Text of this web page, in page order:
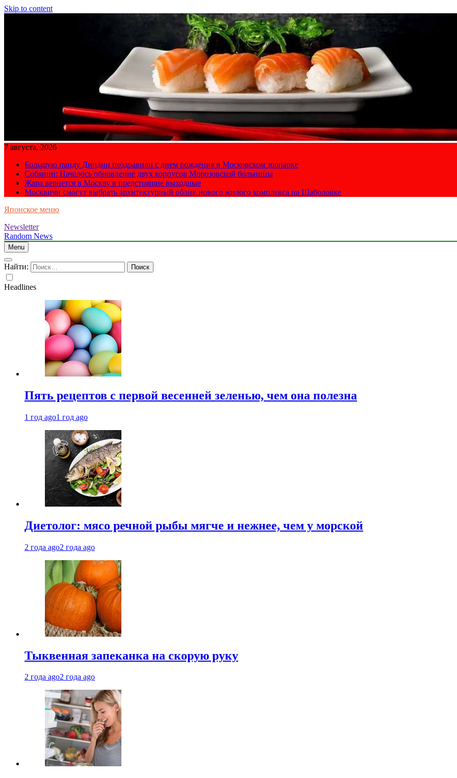
Skip to content
7 августа, 2026
Большую панду Диндин поздравили с днем рождения в Московском зоопарке
Собянин: Началось обновление двух корпусов Морозовской больницы
Жара вернется в Москву в предстоящие выходные
Москвичи смогут выбрать архитектурный облик нового жилого комплекса на Шаболовке
Японское меню
Newsletter
Random News
Menu
Найти:
Headlines
Пять рецептов с первой весенней зеленью, чем она полезна
1 год ago1 год ago
Диетолог: мясо речной рыбы мягче и нежнее, чем у морской
2 года ago2 года ago
Тыквенная запеканка на скорую руку
2 года ago2 года ago